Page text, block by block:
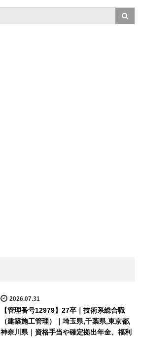
2026.07.31
【管理番号12979】27卒｜技術系総合職
（建築施工管理）｜埼玉県,千葉県,東京都,
神奈川県｜資格手当や確定拠出年金、福利